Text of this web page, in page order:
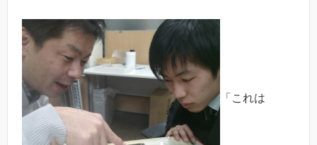
「これは